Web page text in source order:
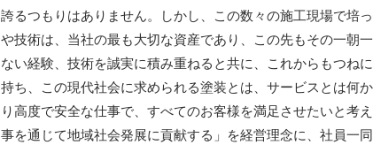
誇るつもりはありません。しかし、この数々の施工現場で培
や技術は、当社の最も大切な資産であり、この先もその一朝
ない経験、技術を誠実に積み重ねると共に、これからもつね
持ち、この現代社会に求められる塗装とは、サービスとは何
り高度で安全な仕事で、すべてのお客様を満足させたいと考
事を通じて地域社会発展に貢献する」を経営理念に、社員一